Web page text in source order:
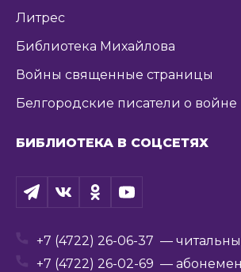
Литрес
Библиотека Михайлова
Войны священные страницы
Белгородские писатели о войне
БИБЛИОТЕКА В СОЦСЕТЯХ
+7 (4722) 26-06-37 —
+7 (4722) 26-02-69 —